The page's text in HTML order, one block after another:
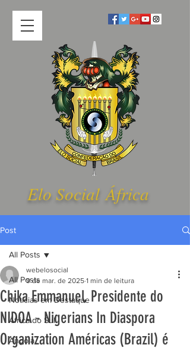
Elo Social África
Post
All Posts
Notícias em Destaque
África do Sul
Angola
All Posts
Chika Emmanuel, Presidente do
NIDOA - Nigerians In Diaspora
Organization Américas (Brazil) é
webelosocial
9 de mar. de 2025 1 min de leitura